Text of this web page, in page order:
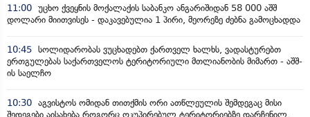
11:00 უცხო ქვეყნის მოქალაქის საბანკო ანგარიშიდან 58 000 აშშ
დოლარი მიითვისეს - დაკავებულია 1 პირი, მეორეზე ძებნა გამოცხადდა
10:45 სოლიდარობას ვუცხადებთ ქართველ ხალხს, ვადასტურებთ
ერთგულებას საქართველოს ტერიტორიული მთლიანობის მიმართ - აშშ-
ის საელჩო
10:30 აგვისტოს ომიდან თითქმის ორი ათწლეულის შემდეგაც მისი
შედეგები აისახება როგორც ოკუპირებულ ტერიტორიებზე დარჩენილ,